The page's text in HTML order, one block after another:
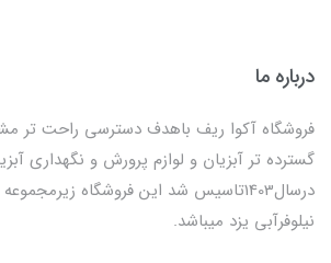
درباره ما
فروشگاه آکوا ریف باهدف دسترسی راحت تر
گسترده تر آبزیان و لوازم پرورش و نگهداری
درسال1403تاسیس شد این فروشگاه
نیلوفرآبی یزد میباشد.